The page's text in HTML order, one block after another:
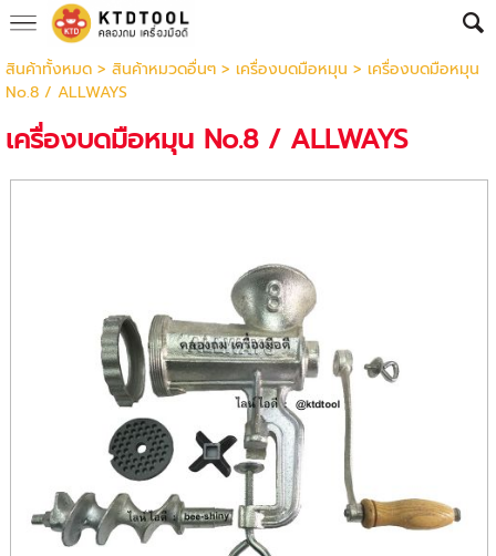
สินค้าทั้งหมด> สินค้าหมวดอื่นๆ> เครื่องบดมือหมุน > เครื่องบดมือหมุน
No.8 / ALLWAYS
เครื่องบดมือหมุน No.8 / ALLWAYS